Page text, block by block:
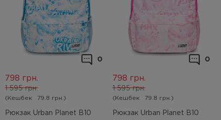
0
Рюкзак Urban Planet B10
1 595 грн.
798 грн.
(Кешбек 79.8 грн.)
0
Рюкзак Urban Planet B10
1 595 грн.
798 грн.
(Кешбек 79.8 грн.)